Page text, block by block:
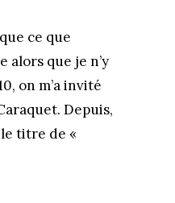
ce que
alors que je n’y
on m’a invité
Depuis,
titre de «